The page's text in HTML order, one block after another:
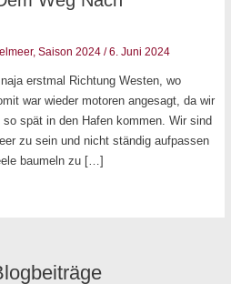
, Saison 2024/6. Juni 2024
erstmal Richtung Westen, wo
war wieder motoren angesagt, da wir
spät in den Hafen kommen. Wir sind
zu sein und nicht ständig aufpassen
baumeln zu […]